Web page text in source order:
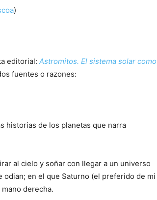
)
editorial: Astromitos. El sistema solar como
fuentes o razones:
historias de los planetas que narra
al cielo y soñar con llegar a un universo
en el que Saturno (el preferido de mi
derecha.